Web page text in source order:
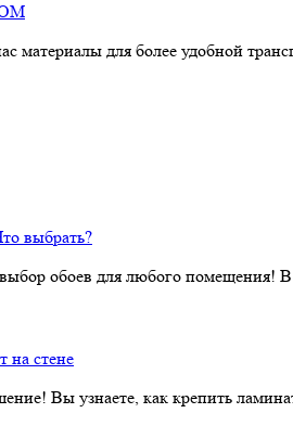
материалы для более удобной
выбрать?
обоев для любого помещения!
стене
Вы узнаете, как крепить